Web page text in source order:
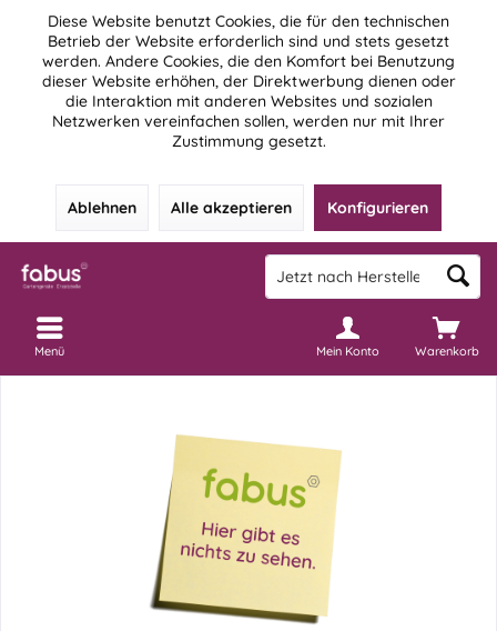
Diese Website benutzt Cookies, die für den technischen
Betrieb der Website erforderlich sind und stets gesetzt
werden. Andere Cookies, die den Komfort bei Benutzung
dieser Website erhöhen, der Direktwerbung dienen oder
die Interaktion mit anderen Websites und sozialen
Netzwerken vereinfachen sollen, werden nur mit Ihrer
Zustimmung gesetzt.
Ablehnen Alle akzeptieren Konfigurieren
Warenkorb
Mein Konto
Menü